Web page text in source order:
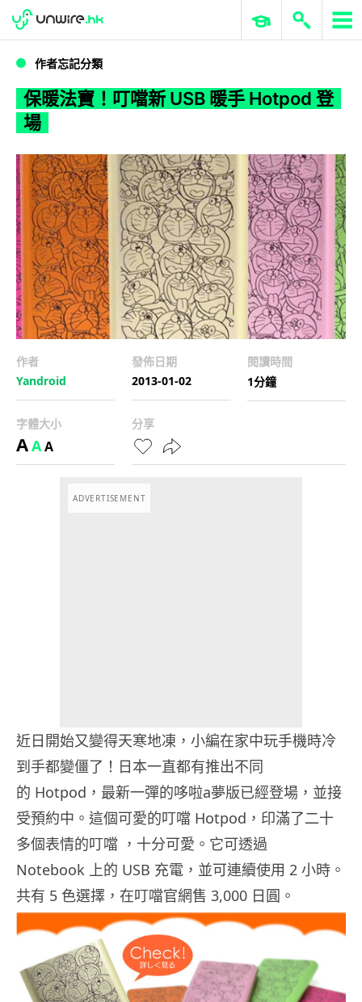
保暖法寶！叮噹新 USB 暖手 Hotpod 登場
WWDC 2026 ERP 與商業 AI
作者忘記分類
保暖法寶！叮噹新 USB 暖手 Hotpod 登
場
作者
Yandroid
發佈日期
2013-01-02
閱讀時間
1分鐘
字體大小
AAA
分享
ADVERTISEMENT
近日開始又變得天寒地凍，小編在家中玩手機時冷
到手都變僵了！日本一直都有推出不同
的 Hotpod，最新一彈的哆啦a夢版已經登場，並接
受預約中。這個可愛的叮噹 Hotpod，印滿了二十
多個表情的叮噹 ，十分可愛。它可透過
Notebook 上的 USB 充電，並可連續使用 2 小時。
共有 5 色選擇，在叮噹官網售 3,000 日圓。